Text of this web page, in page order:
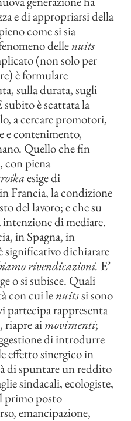
e di appropriarsi della
come si sia
dellenuits
(non solo per
è formulare
sulla durata, sugli
è scattata la
a cercare promotori,
e contenimento,
Quello che fin
con piena
esige di
Francia, la condizione
del lavoro; e che su
di mediare.
in Spagna, in
significativo dichiarare
rivendicazioni. E’
o si subisce. Quali
con cui lenuitssi sono
partecipa rappresenta
aimovimenti;
di introdurre
effetto sinergico in
di spuntare un reddito
sindacali, ecologiste,
primo posto
emancipazione,